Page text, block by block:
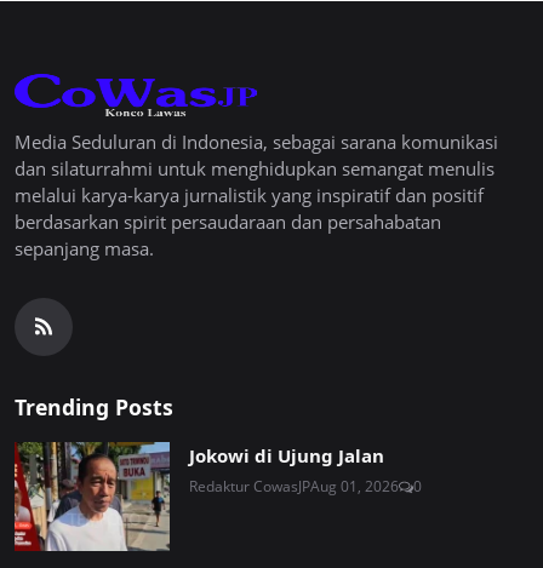
Media Seduluran di Indonesia, sebagai sarana komunikasi
dan silaturrahmi untuk menghidupkan semangat menulis
melalui karya-karya jurnalistik yang inspiratif dan positif
berdasarkan spirit persaudaraan dan persahabatan
sepanjang masa.
Trending Posts
Jokowi di Ujung Jalan
Redaktur CowasJPAug 01, 2026 0